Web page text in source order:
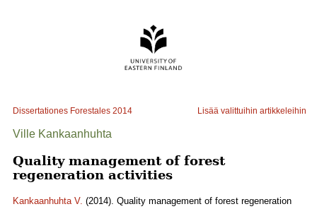
Dissertationes Forestales 2014 Lisää valittuihin artikkeleihin
Ville Kankaanhuhta
Quality management of forest
regeneration activities
Kankaanhuhta V. (2014). Quality management of forest regeneration